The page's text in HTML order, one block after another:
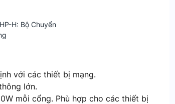
H: Bộ Chuyển
với các thiết bị mạng.
lớn.
mỗi cổng. Phù hợp cho các thiết bị